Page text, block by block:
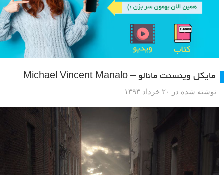
مایکل وینسنت مانالو – Michael Vincent Manalo
نوشته شده در ۲۰ خرداد ۱۳۹۳